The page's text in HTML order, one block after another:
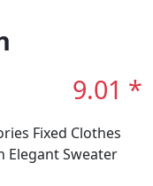
9.01 *
Fixed Clothes
Elegant Sweater